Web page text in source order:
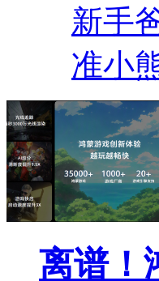
新手
准小
离谱！